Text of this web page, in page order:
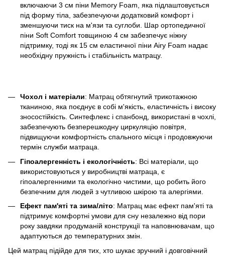
включаючи 3 см піни Memory Foam, яка підлаштовується
під форму тіла, забезпечуючи додатковий комфорт і
зменшуючи тиск на м'язи та суглоби. Шар ортопедичної
піни Soft Comfort товщиною 4 см забезпечує ніжну
підтримку, тоді як 15 см еластичної піни Airy Foam надає
необхідну пружність і стабільність матрацу.
Чохол і матеріали: Матрац обтягнутий трикотажною
тканиною, яка поєднує в собі м'якість, еластичність і високу
зносостійкість. Синтефлекс і спанбонд, використані в чохлі,
забезпечують безперешкодну циркуляцію повітря,
підвищуючи комфортність спального місця і продовжуючи
термін служби матраца.
Гіпоалергенність і екологічність: Всі матеріали, що
використовуються у виробництві матраца, є
гіпоалергенними та екологічно чистими, що робить його
безпечним для людей з чутливою шкірою та алергіями.
Ефект пам'яті та зима/літо: Матрац має ефект пам'яті та
підтримує комфортні умови для сну незалежно від пори
року завдяки продуманій конструкції та наповнювачам, що
адаптуються до температурних змін.
Цей матрац підійде для тих, хто шукає зручний і довговічний